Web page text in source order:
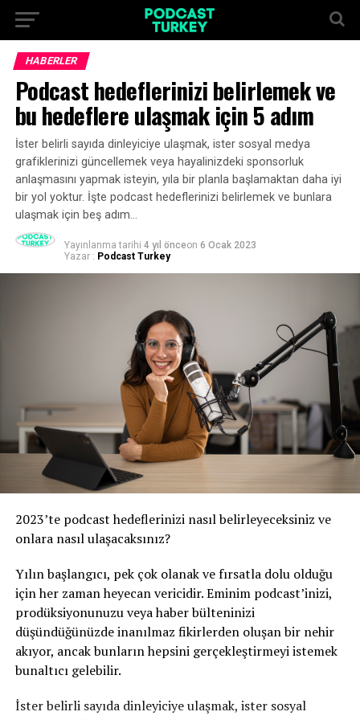
HABERLER
Podcast hedeflerinizi belirlemek ve
bu hedeflere ulaşmak için 5 adım
İster belirli sayıda dinleyiciye ulaşmak, ister sosyal medya
grafiklerinizi güncellemek veya hayalinizdeki sponsorluk
anlaşmasını yapmak isteyin, yıla bir planla başlamaktan daha iyi
bir yol yoktur. İşte podcast hedeflerinizi belirlemek ve bunlara
ulaşmak için beş adım…
Yayınlanma tarihi 4 yıl önceon 6 Ocak 2023
Yazar : Podcast Turkey
2023’te podcasthedeflerinizi nasıl belirleyeceksiniz ve
onlara nasıl ulaşacaksınız?
Yılın başlangıcı, pek çok olanak ve fırsatla dolu olduğu
için her zaman heyecan vericidir. Eminim podcast’inizi,
prodüksiyonunuzu veya haber bülteninizi
düşündüğünüzde inanılmaz fikirlerden oluşan bir nehir
akıyor, ancak bunların hepsini gerçekleştirmeyi istemek
bunaltıcı gelebilir.
İster belirli sayıda dinleyiciye ulaşmak, ister sosyal